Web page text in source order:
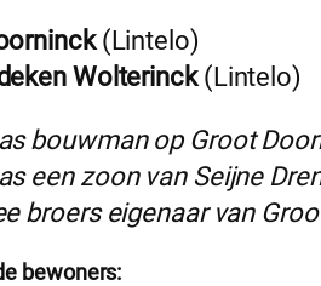
(Lintelo)
Wolterinck(Lintelo)
bouwman op Groot
een zoon van Seijne
broers eigenaar van
bewoners: